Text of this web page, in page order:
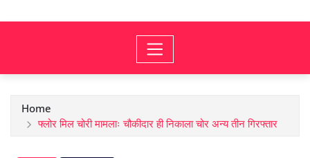
Home
फ्लोर मिल चोरी मामलाः चौकीदार ही निकाला चोर अन्य तीन गिरफ्तार